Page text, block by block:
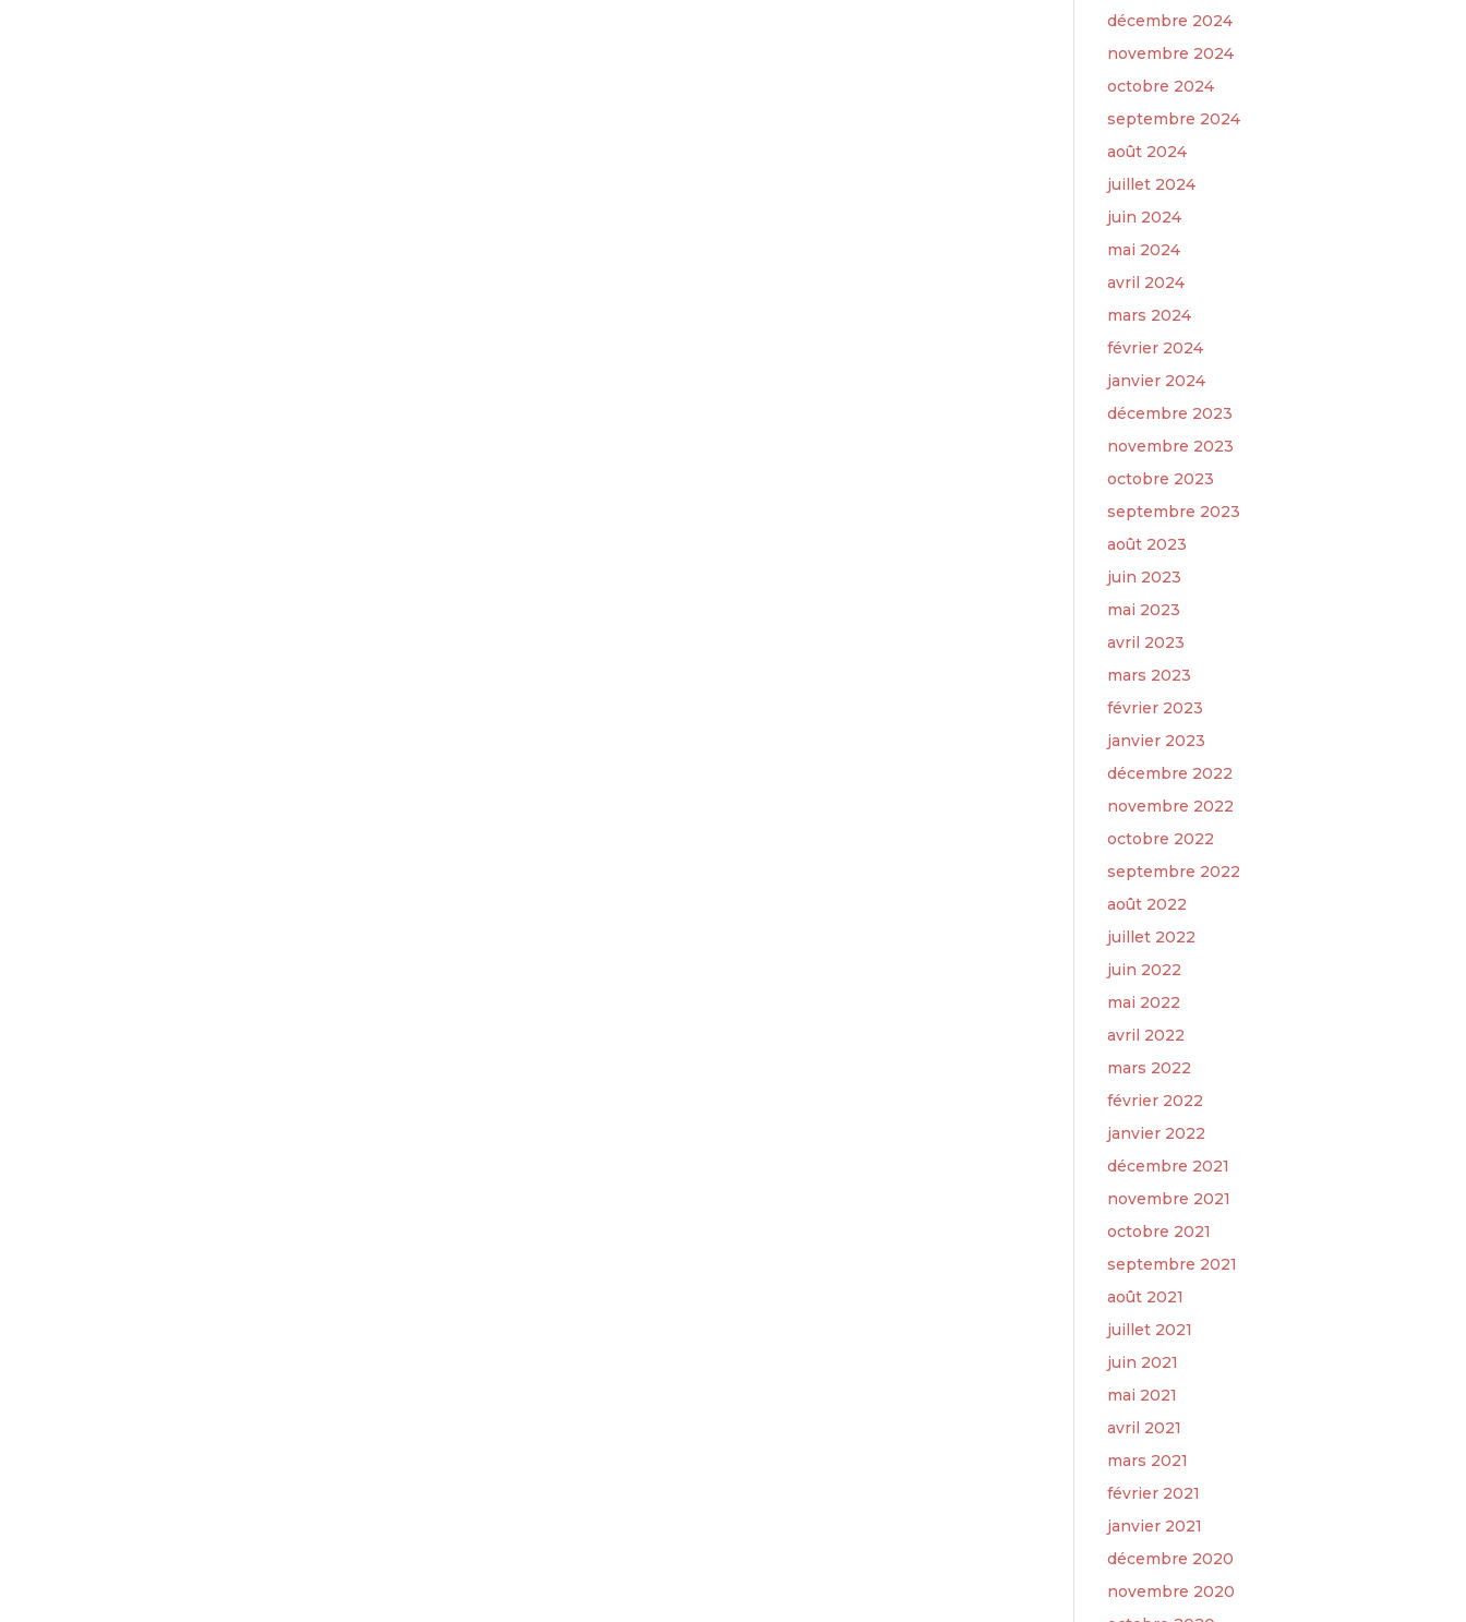
décembre 2024
novembre 2024
octobre 2024
septembre 2024
août 2024
juillet 2024
juin 2024
mai 2024
avril 2024
mars 2024
février 2024
janvier 2024
décembre 2023
novembre 2023
octobre 2023
septembre 2023
août 2023
juin 2023
mai 2023
avril 2023
mars 2023
février 2023
janvier 2023
décembre 2022
novembre 2022
octobre 2022
septembre 2022
août 2022
juillet 2022
juin 2022
mai 2022
avril 2022
mars 2022
février 2022
janvier 2022
décembre 2021
novembre 2021
octobre 2021
septembre 2021
août 2021
juillet 2021
juin 2021
mai 2021
avril 2021
mars 2021
février 2021
janvier 2021
décembre 2020
novembre 2020